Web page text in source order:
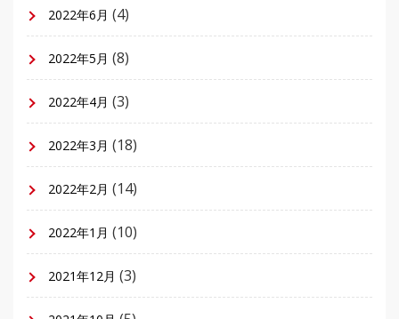
2022年6月 (4)
2022年5月 (8)
2022年4月 (3)
2022年3月 (18)
2022年2月 (14)
2022年1月 (10)
2021年12月 (3)